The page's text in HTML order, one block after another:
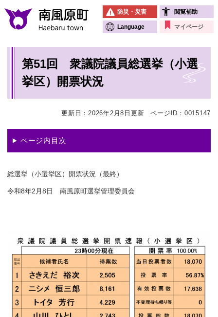
メニューを飛ばして本文へ
防災・災害 閲覧補助
Language マイページ
第51回 衆議院議員総選挙（小選
挙区）開票状況
更新日：2026年2月8日更新 ページID：0015147
ページ内目次
総選挙（小選挙区）開票状況（最終）
令和8年2月8日 南風原町選挙管理委員会